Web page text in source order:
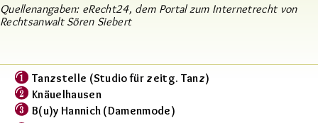
Quellenangaben: eRecht24, dem Portal zum Internetrecht von
Rechtsanwalt Sören Siebert
Tanzstelle (Studio für zeitg. Tanz)
Knäuelhausen
B(u)y Hannich (Damenmode)